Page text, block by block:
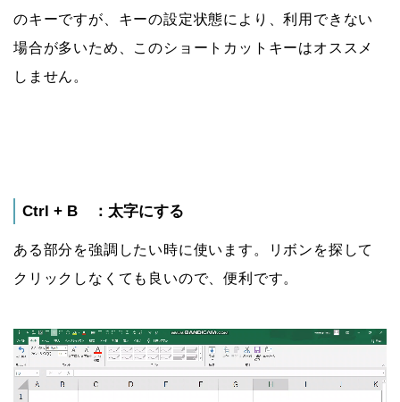
のキーですが、キーの設定状態により、利用できない
場合が多いため、このショートカットキーはオススメ
しません。
Ctrl + B ：太字にする
ある部分を強調したい時に使います。リボンを探して
クリックしなくても良いので、便利です。
動
画
プ
レ